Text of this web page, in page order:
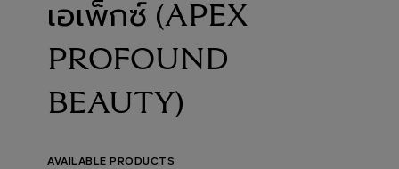
เอเพ็กซ์ (APEX
PROFOUND
BEAUTY)
AVAILABLE PRODUCTS